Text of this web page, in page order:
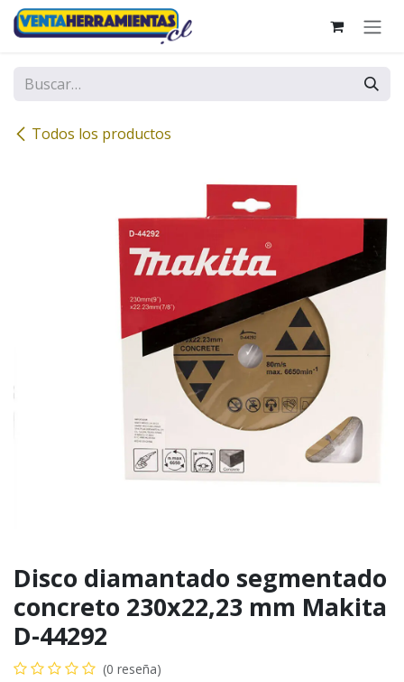
Ir al contenido
Todos los productos
Disco diamantado segmentado
concreto 230x22,23 mm Makita
D-44292
(0 reseña)